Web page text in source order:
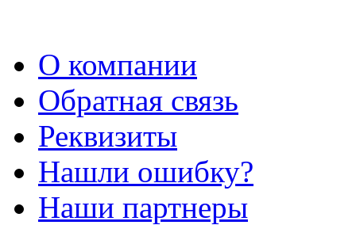
О компании
Обратная связь
Реквизиты
Нашли ошибку?
Наши партнеры